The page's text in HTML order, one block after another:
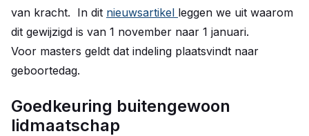
van kracht. In dit nieuwsartikel leggen we uit waarom
dit gewijzigd is van 1 november naar 1 januari.
Voor masters geldt dat indeling plaatsvindt naar
geboortedag.
Goedkeuring buitengewoon
lidmaatschap